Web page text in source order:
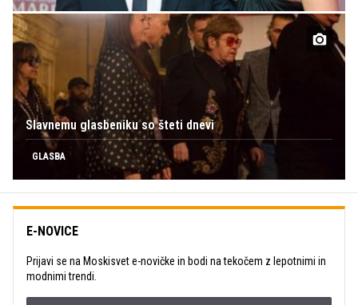
Slavnemu glasbeniku so šteti dnevi
GLASBA
E-NOVICE
Prijavi se na Moskisvet e-novičke in bodi na tekočem z lepotnimi in
modnimi trendi.